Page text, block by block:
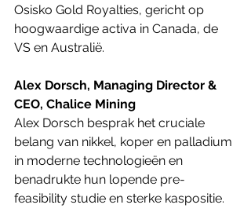
Osisko Gold Royalties, gericht op
hoogwaardige activa in Canada, de
VS en Australië.
Alex Dorsch, Managing Director &
CEO, Chalice Mining
Alex Dorsch besprak het cruciale
belang van nikkel, koper en palladium
in moderne technologieën en
benadrukte hun lopende pre-
feasibility studie en sterke kaspositie.